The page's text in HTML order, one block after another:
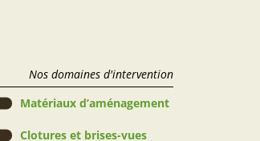
Nos domaines d'intervention
Matériaux d’aménagement
Clotures et brises-vues